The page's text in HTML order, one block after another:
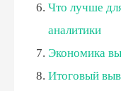
Что лучше
аналитики
Экономика
Итоговый